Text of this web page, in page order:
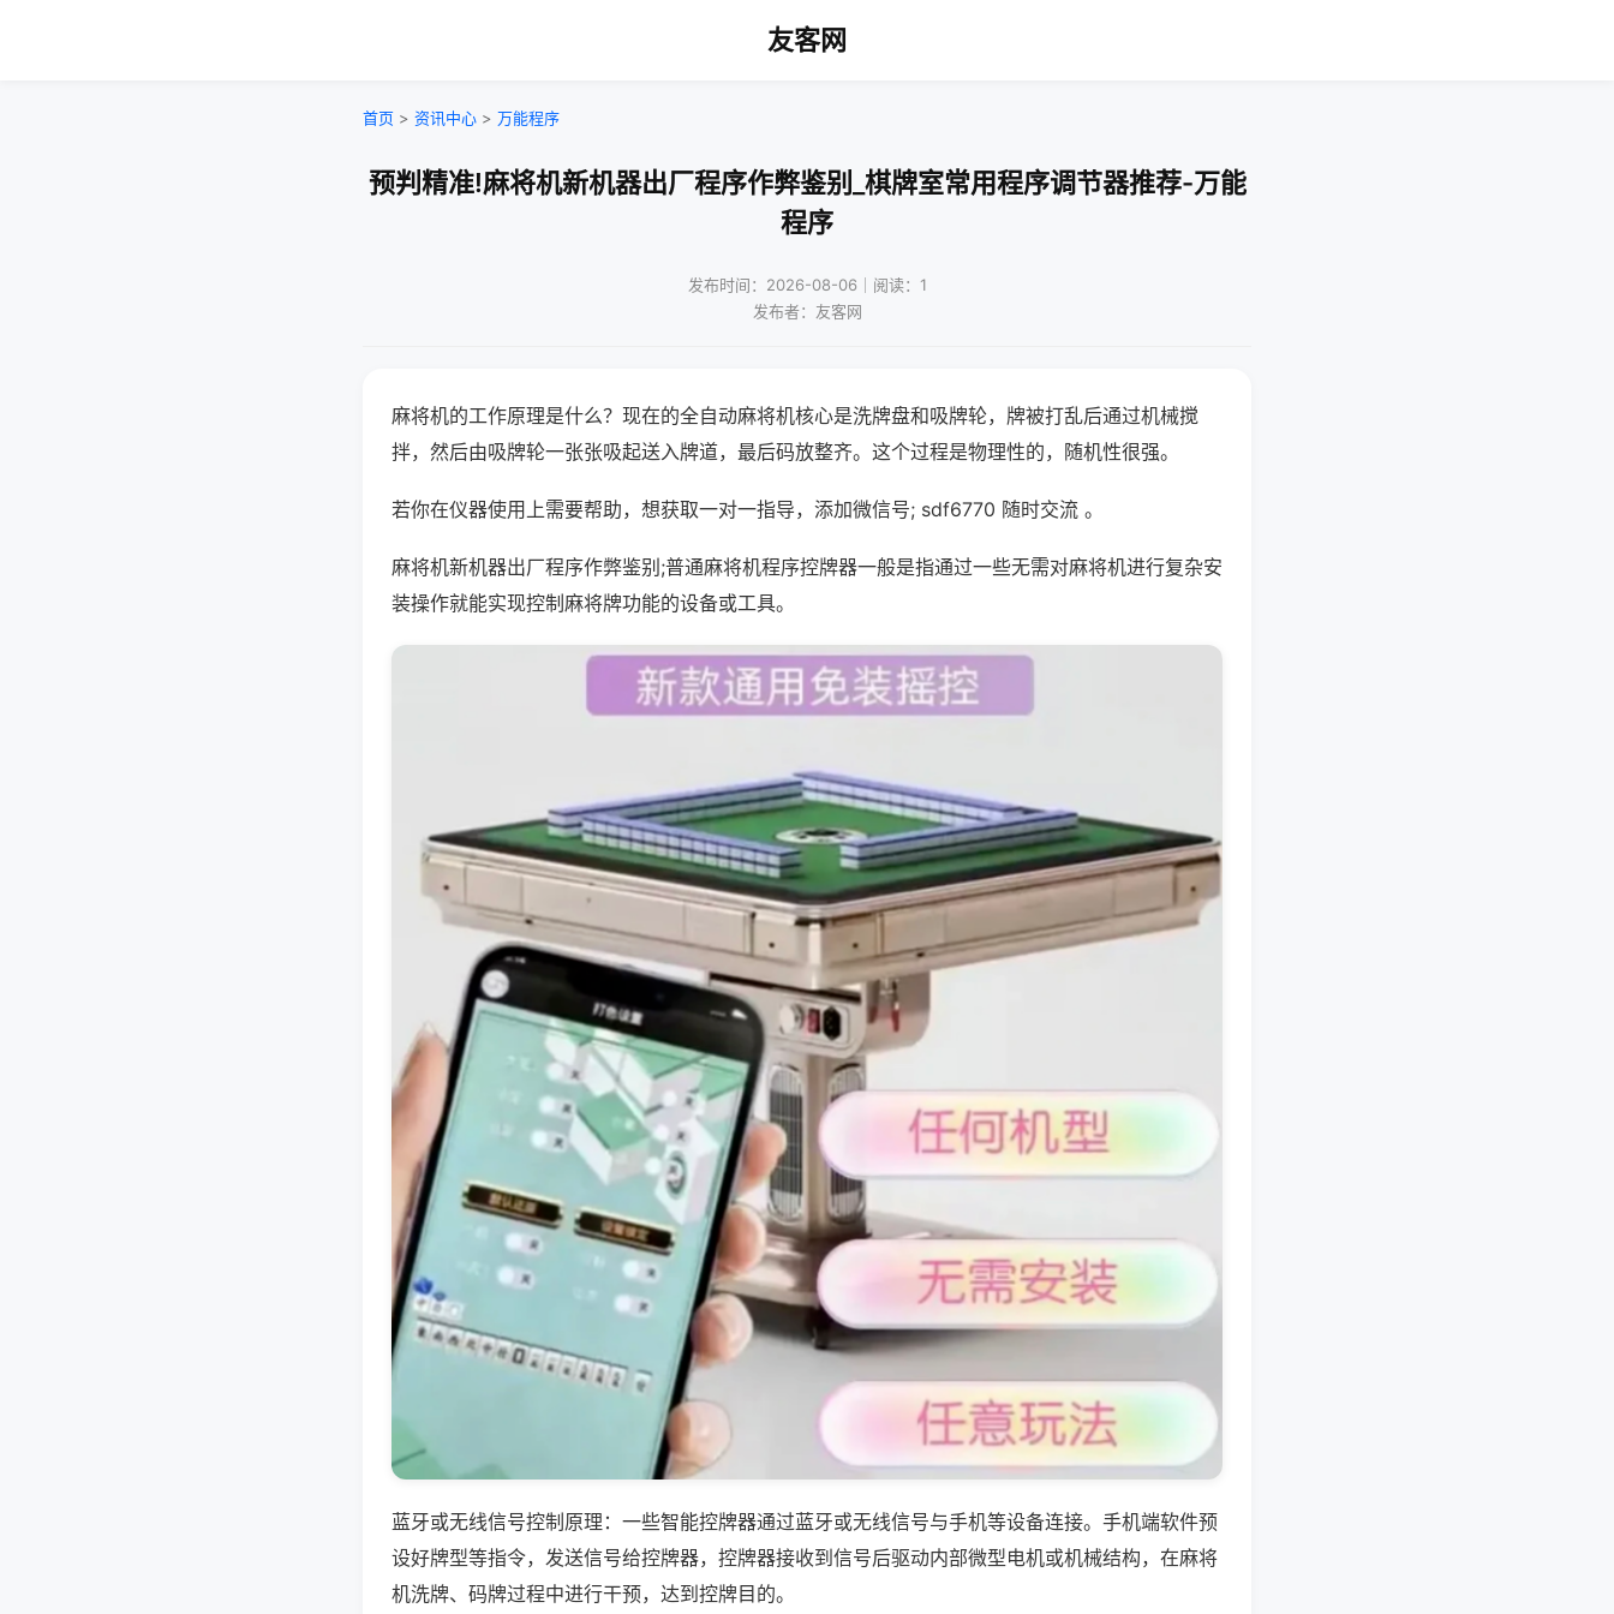
友客网
首页 > 资讯中心 > 万能程序
预判精准!麻将机新机器出厂程序作弊鉴别_棋牌室常用程序调节器推荐-万能
程序
发布时间：2026-08-06｜阅读：1
发布者：友客网
麻将机的工作原理是什么？现在的全自动麻将机核心是洗牌盘和吸牌轮，牌被打乱后通过机械搅
拌，然后由吸牌轮一张张吸起送入牌道，最后码放整齐。这个过程是物理性的，随机性很强。
若你在仪器使用上需要帮助，想获取一对一指导，添加微信号; sdf6770 随时交流 。
麻将机新机器出厂程序作弊鉴别;普通麻将机程序控牌器一般是指通过一些无需对麻将机进行复杂安
装操作就能实现控制麻将牌功能的设备或工具。
蓝牙或无线信号控制原理：一些智能控牌器通过蓝牙或无线信号与手机等设备连接。手机端软件预
设好牌型等指令，发送信号给控牌器，控牌器接收到信号后驱动内部微型电机或机械结构，在麻将
机洗牌、码牌过程中进行干预，达到控牌目的。